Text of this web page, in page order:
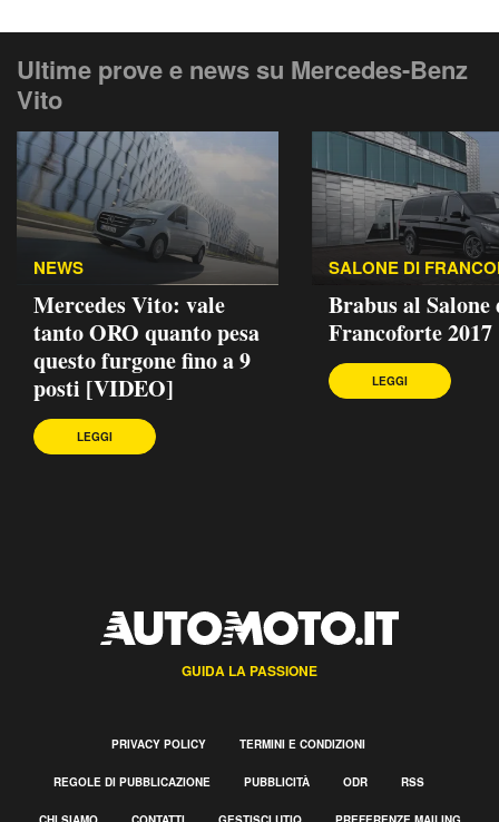
Ultime prove e news su Mercedes-Benz
Vito
NEWS
Mercedes Vito: vale
tanto ORO quanto pesa
questo furgone fino a 9
posti [VIDEO]
LEGGI
SALONE DI
Brabus al Salone
Francoforte 2017
LEGGI
GUIDA LA PASSIONE
PRIVACY POLICY TERMINI E CONDIZIONI
REGOLE DI PUBBLICAZIONE PUBBLICITÀ ODR RSS